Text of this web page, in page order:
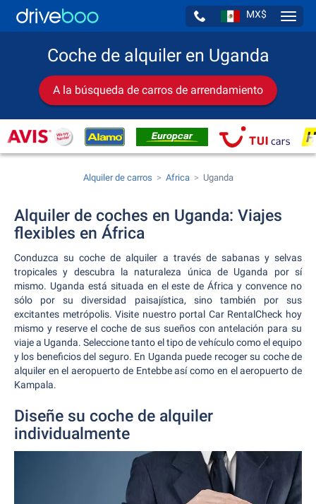
MX$
Coche de alquiler en Uganda
A la búsqueda de carros de arrendamiento
Alquiler de carros Africa Uganda
Alquiler de coches en Uganda: Viajes
flexibles en África
Conduzca su coche de alquiler a través de sabanas y selvas
tropicales y descubra la naturaleza única de Uganda por sí
mismo. Uganda está situada en el este de África y convence no
sólo por su diversidad paisajística, sino también por sus
excitantes metrópolis. Visite nuestro portal Car RentalCheck hoy
mismo y reserve el coche de sus sueños con antelación para su
viaje a Uganda. Seleccione tanto el tipo de vehículo como el equipo
y los beneficios del seguro. En Uganda puede recoger su coche de
alquiler en el aeropuerto de Entebbe así como en el aeropuerto de
Kampala.
Diseñe su coche de alquiler
individualmente